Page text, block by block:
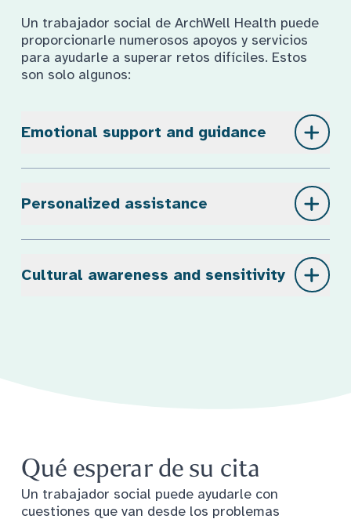
Un trabajador social de ArchWell Health puede
proporcionarle numerosos apoyos y servicios
para ayudarle a superar retos difíciles. Estos
son solo algunos:
Emotional support and guidance
Personalized assistance
Cultural awareness and sensitivity
Qué esperar de su cita
Un trabajador social puede ayudarle con
cuestiones que van desde los problemas